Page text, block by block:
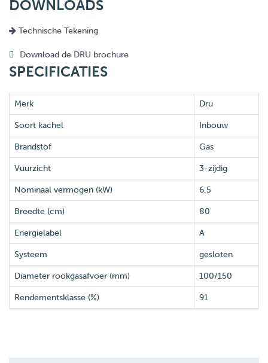
DOWNLOADS
Technische Tekening
Download de DRU brochure
SPECIFICATIES
Merk Dru
Soort kachel Inbouw
Brandstof Gas
Vuurzicht 3-zijdig
Nominaal vermogen (kW) 6.5
Breedte (cm) 80
Energielabel A
Systeem gesloten
Diameter rookgasafvoer (mm) 100/150
Rendementsklasse (%) 91